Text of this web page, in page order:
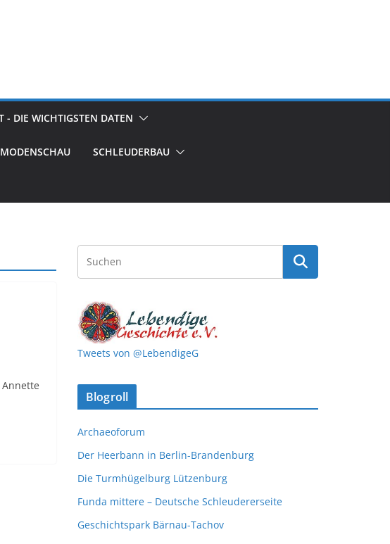
- DIE WICHTIGSTEN DATEN
SCHLEUDERBAU
Tweets von @LebendigeG
Blogroll
Archaeoforum
Der Heerbann in Berlin-Brandenburg
Die Turmhügelburg Lützenburg
Funda mittere – Deutsche Schleudererseite
Geschichtspark Bärnau-Tachov